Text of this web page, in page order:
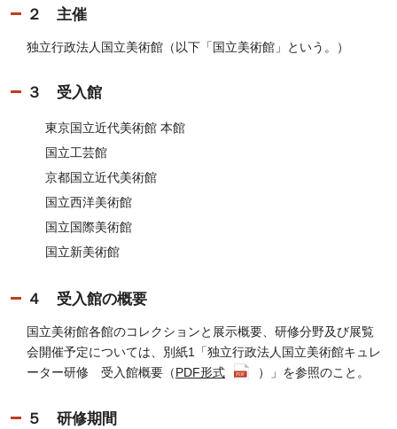
２ 主催
独立行政法人国立美術館（以下「国立美術館」という。）
３ 受入館
東京国立近代美術館 本館
国立工芸館
京都国立近代美術館
国立西洋美術館
国立国際美術館
国立新美術館
４ 受入館の概要
国立美術館各館のコレクションと展示概要、研修分野及び展覧
会開催予定については、別紙1「独立行政法人国立美術館キュレ
ーター研修 受入館概要（PDF形式 ）」を参照のこと。
５ 研修期間